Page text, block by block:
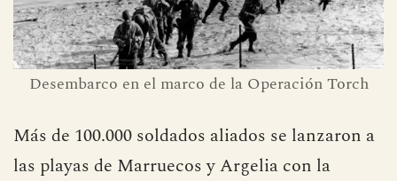
Desembarco en el marco de la Operación Torch
Más de 100.000 soldados aliados se lanzaron a
las playas de Marruecos y Argelia con la